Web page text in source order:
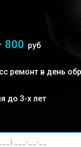
800 руб
ремонт в день
до 3-х лет